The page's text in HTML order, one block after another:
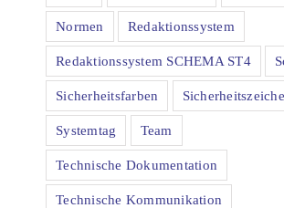
Normen Redaktionssystem
Redaktionssystem SCHEMA ST4
Sicherheitsfarben
Systemtag Team
Technische Dokumentation
Technische Kommunikation